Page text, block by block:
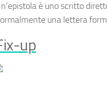
epistola è uno scritto
una lettera
up